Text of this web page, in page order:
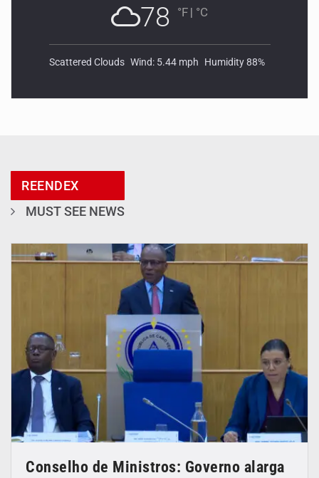
78 °F | °C
Scattered Clouds Wind: 5.44 mph Humidity 88%
REENDEX
MUST SEE NEWS
Conselho de Ministros: Governo alarga